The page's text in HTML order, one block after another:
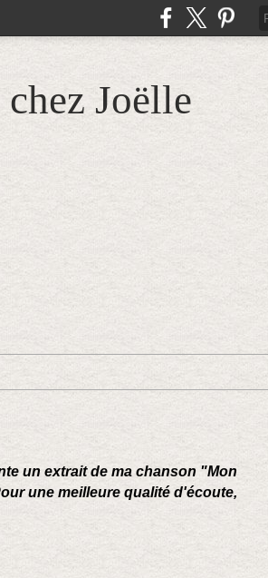
Joëlle
un extrait de ma chanson "Mon
une meilleure qualité d'écoute,